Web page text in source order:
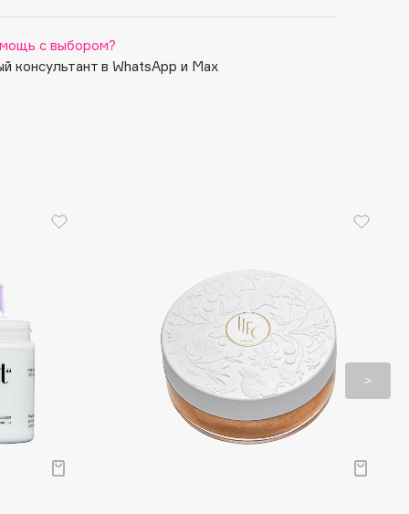
с выбором?
консультант в WhatsApp и Max